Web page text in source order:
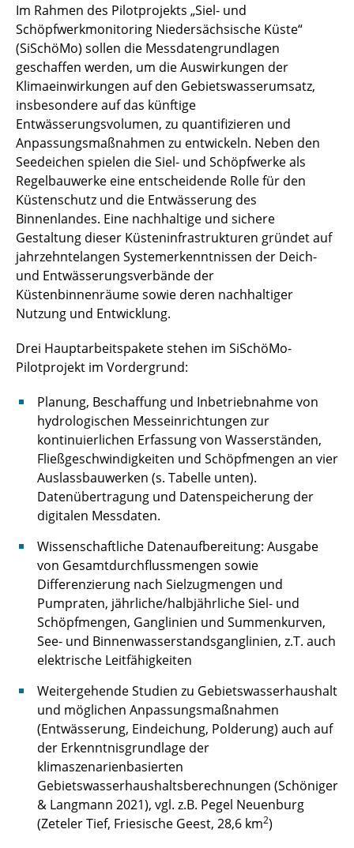
Im Rahmen des Pilotprojekts „Siel- und
Schöpfwerkmonitoring Niedersächsische Küste“
(SiSchöMo) sollen die Messdatengrundlagen
geschaffen werden, um die Auswirkungen der
Klimaeinwirkungen auf den Gebietswasserumsatz,
insbesondere auf das künftige
Entwässerungsvolumen, zu quantifizieren und
Anpassungsmaßnahmen zu entwickeln. Neben den
Seedeichen spielen die Siel- und Schöpfwerke als
Regelbauwerke eine entscheidende Rolle für den
Küstenschutz und die Entwässerung des
Binnenlandes. Eine nachhaltige und sichere
Gestaltung dieser Küsteninfrastrukturen gründet auf
jahrzehntelangen Systemerkenntnissen der Deich-
und Entwässerungsverbände der
Küstenbinnenräume sowie deren nachhaltiger
Nutzung und Entwicklung.
Drei Hauptarbeitspakete stehen im SiSchöMo-
Pilotprojekt im Vordergrund:
Planung, Beschaffung und Inbetriebnahme von
hydrologischen Messeinrichtungen zur
kontinuierlichen Erfassung von Wasserständen,
Fließgeschwindigkeiten und Schöpfmengen an vier
Auslassbauwerken (s. Tabelle unten).
Datenübertragung und Datenspeicherung der
digitalen Messdaten.
Wissenschaftliche Datenaufbereitung: Ausgabe
von Gesamtdurchflussmengen sowie
Differenzierung nach Sielzugmengen und
Pumpraten, jährliche/halbjährliche Siel- und
Schöpfmengen, Ganglinien und Summenkurven,
See- und Binnenwasserstandsganglinien, z.T. auch
elektrische Leitfähigkeiten
Weitergehende Studien zu Gebietswasserhaushalt
und möglichen Anpassungsmaßnahmen
(Entwässerung, Eindeichung, Polderung) auch auf
der Erkenntnisgrundlage der
klimaszenarienbasierten
Gebietswasserhaushaltsberechnungen (Schöniger
& Langmann 2021), vgl. z.B. Pegel Neuenburg
(Zeteler Tief, Friesische Geest, 28,6 km2)